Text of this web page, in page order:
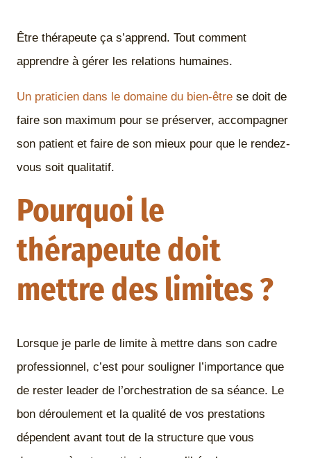
Être thérapeute ça s’apprend. Tout comment
apprendre à gérer les relations humaines.
Un praticien dans le domaine du bien-être se doit de
faire son maximum pour se préserver, accompagner
son patient et faire de son mieux pour que le rendez-
vous soit qualitatif.
Pourquoi le
thérapeute doit
mettre des limites ?
Lorsque je parle de limite à mettre dans son cadre
professionnel, c’est pour souligner l’importance que
de rester leader de l’orchestration de sa séance. Le
bon déroulement et la qualité de vos prestations
dépendent avant tout de la structure que vous